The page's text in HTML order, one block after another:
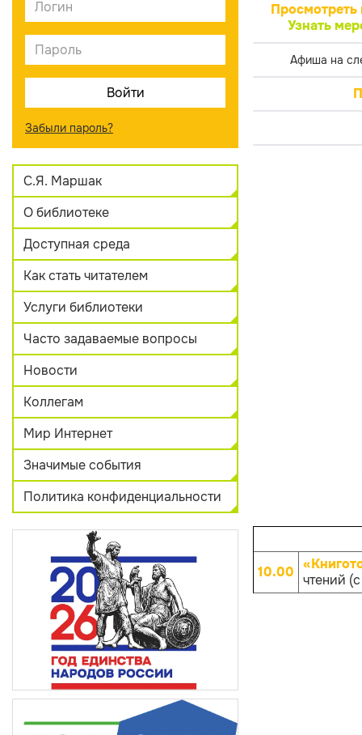
Забыли пароль?
С.Я. Маршак
О библиотеке
Доступная среда
Как стать читателем
Услуги библиотеки
Часто задаваемые вопросы
Новости
Коллегам
Мир Интернет
Значимые события
Политика конфиденциальности
Просмотреть
Узнать
Афиша на
10.00 чтений